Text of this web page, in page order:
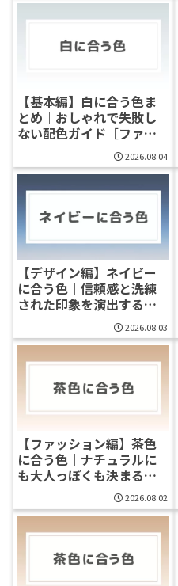
【基本編】白に合う色ま
とめ｜おしゃれで失敗し
ない配色ガイド［ファッ
ション・デザイン］2026.08.04
【デザイン編】ネイビー
に合う色｜信頼感と洗練
された印象を演出する紺
色配色パターン集 2026.08.03
【ファッション編】茶色
に合う色｜ナチュラルに
も大人っぽくも決まるブ
ラウン配色コーデ完全ガ
イド
2026.08.02